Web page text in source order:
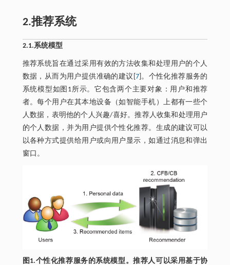
2.推荐系统
2.1.系统模型
推荐系统旨在通过采用有效的方法收集和处理用户的个人
数据，从而为用户提供准确的建议[ 7]。个性化推荐服务的
系统模型如图1所示。它包含两个主要对象：用户和推荐
者。每个用户在其本地设备（如智能手机）上都有一些个
人数据，表明他的个人兴趣/喜好。推荐人收集和处理用户
的个人数据，并为用户提供个性化推荐。生成的建议可以
以各种方式提供给用户或向用户显示，如通过消息和弹出
窗口。
图1.个性化推荐服务的系统模型。推荐人可以采用基于协